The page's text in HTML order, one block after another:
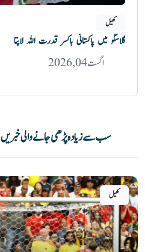
کھیل
گلاسگو میں پاکستانی باکسر قدرت اللہ لاپتا
اگست 04, 2026
سب سے زیادہ پڑھی جانے والی خبریں
کھیل